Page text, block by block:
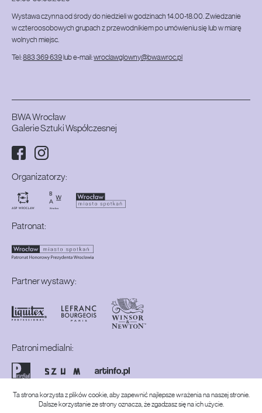
Wystawa czynna od środy do niedzieli w godzinach 14.00-18.00. Zwiedzanie
w czteroosobowych grupach z przewodnikiem po umówieniu się lub w miarę
wolnych miejsc.
Tel:883 369 639 lub e-mail:wroclawglowny@bwa.wroc.pl
Media społecznościowe:
FacebookInstagram
BWA Wrocław
Galerie Sztuki Współczesnej
Organizatorzy:
Patronat:
Partner wystawy:
Patroni medialni:
Realizacja strony: Dabhand.Studio
Strony na WordPressie z Edycją Całej Witryny
Ta strona korzysta z plików cookie, aby zapewnić najlepsze wrażenia na naszej stronie.
Dalsze korzystanie ze strony oznacza, że zgadzasz się na ich użycie.